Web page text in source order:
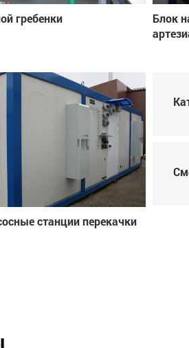
гребенки
Блок
станции перекачки